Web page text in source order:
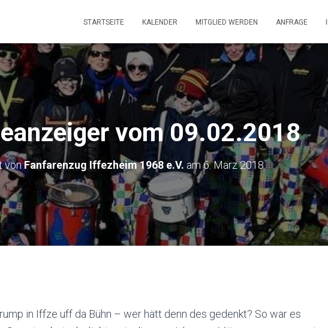
STARTSEITE KALENDER MITGLIED WERDEN ANFRAGE
vom 09.02.2018
vonFanfarenzug Iffezheim 1968 e.V. am6. März 2018
in Iffze uff da Bühn – wer hätt denn des gedenkt? So war es